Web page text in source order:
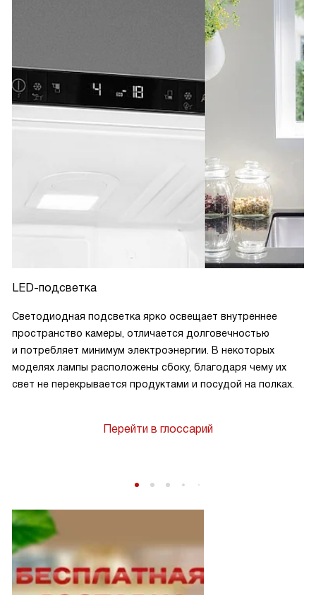
LED-подсветка
Светодиодная подсветка ярко освещает внутреннее
пространство камеры, отличается долговечностью
и потребляет минимум электроэнергии. В некоторых
моделях лампы расположены сбоку, благодаря чему их
свет не перекрывается продуктами и посудой на полках.
Перейти в глоссарий